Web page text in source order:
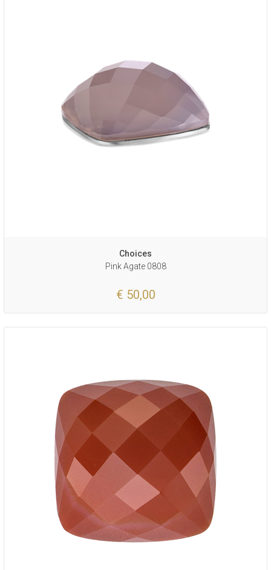
Choices
Pink Agate 0808
€ 50,00